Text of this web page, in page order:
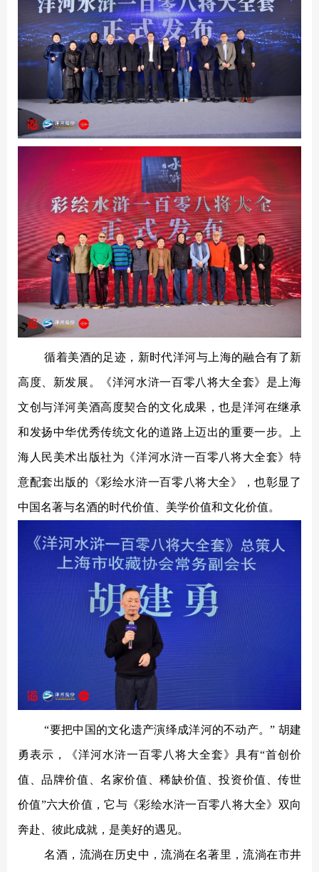
循着美酒的足迹，新时代洋河与上海的融合有了新
高度、新发展。《洋河水浒一百零八将大全套》是上海
文创与洋河美酒高度契合的文化成果，也是洋河在继承
和发扬中华优秀传统文化的道路上迈出的重要一步。上
海人民美术出版社为《洋河水浒一百零八将大全套》特
意配套出版的《彩绘水浒一百零八将大全》，也彰显了
中国名著与名酒的时代价值、美学价值和文化价值。
“要把中国的文化遗产演绎成洋河的不动产。” 胡建
勇表示，《洋河水浒一百零八将大全套》具有“首创价
值、品牌价值、名家价值、稀缺价值、投资价值、传世
价值”六大价值，它与《彩绘水浒一百零八将大全》双向
奔赴、彼此成就，是美好的遇见。
名酒，流淌在历史中，流淌在名著里，流淌在市井